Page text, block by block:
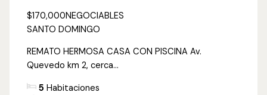
$170,000NEGOCIABLES
SANTO DOMINGO
REMATO HERMOSA CASA CON PISCINA Av.
Quevedo km 2, cerca...
5 Habitaciones